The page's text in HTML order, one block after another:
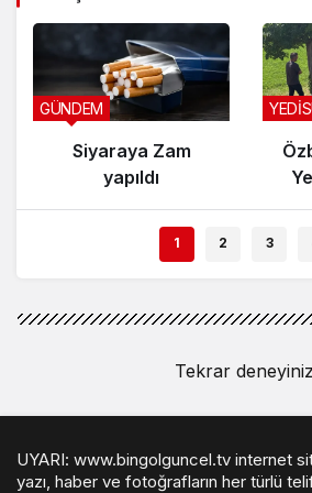
GÜNDEM
Siyaraya Zam
yapıldı
1 2 3
Tekrar
UYARI: www.bingolguncel.tv internet
yazı, haber ve fotoğrafların her türlü